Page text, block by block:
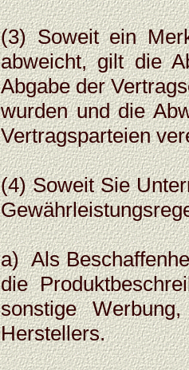
(3) Soweit ein
abweicht, gilt die
Abgabe der
wurden und die
Vertragsparteien
(4) Soweit Sie
a) Als
die
sonstige
Herstellers.